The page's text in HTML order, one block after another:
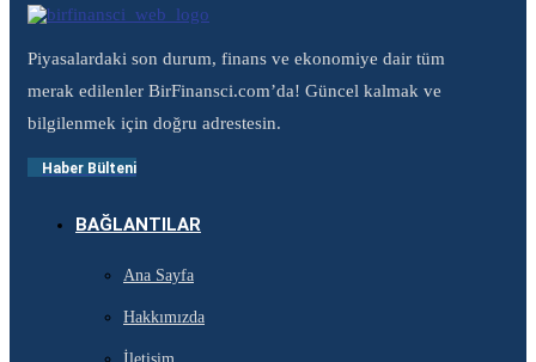
Piyasalardaki son durum, finans ve ekonomiye dair tüm
merak edilenler BirFinansci.com’da! Güncel kalmak ve
bilgilenmek için doğru adrestesin.
Haber Bülteni
BAĞLANTILAR
Ana Sayfa
Hakkımızda